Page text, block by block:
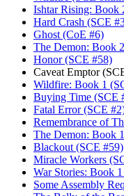
Ishtar Rising: Book
Hard Crash (SCE
Ghost (CoE #6)
The Demon: Book
Honor (SCE #58)
Caveat Emptor
Wildfire: Book 1
Buying Time (SCE
Fatal Error (SCE
Remembrance of
The Demon: Book
Blackout (SCE #59)
Miracle Workers
War Stories: Book
Some Assembly